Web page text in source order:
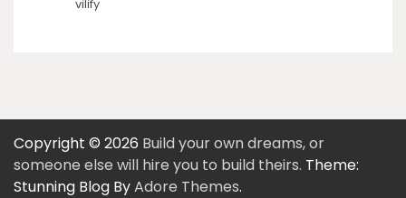
vilify
Copyright © 2026 Build your own dreams, or
someone else will hire you to build theirs. Theme:
Stunning Blog ByAdore Themes.